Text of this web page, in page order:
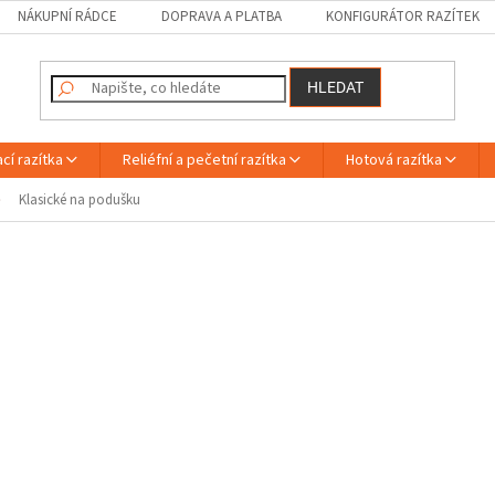
NÁKUPNÍ RÁDCE DOPRAVA A PLATBA KONFIGURÁTOR RAZÍTEK
HLEDAT
razítka Reliéfní a pečetní razítka Hotová razítka
Klasické na podušku